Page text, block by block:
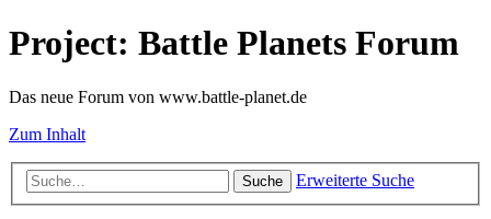
Project: Battle Planets Forum
Das neue Forum von www.battle-planet.de
Zum Inhalt
Suche Erweiterte Suche